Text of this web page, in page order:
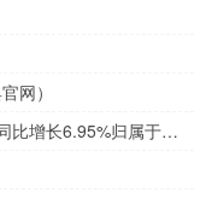
网）
掌阅科技：上半年营业收入12.68亿元同比增长6.95%归属于上市公司股东的净利润3824.8万元同比减少3.70%